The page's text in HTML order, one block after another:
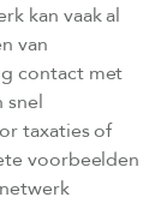
kan vaak al
van
contact met
snel
taxaties of
voorbeelden